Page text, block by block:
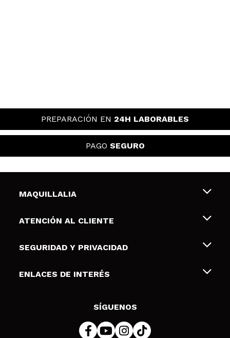
PREPARACIÓN EN 24H LABORABLES
PAGO SEGURO
MAQUILLALIA
Sobre nosotros
Tarjetas de Regalo
ATENCIÓN AL CLIENTE
Envíos y devoluciones
Formas de pago
SEGURIDAD Y PRIVACIDAD
Terminos y condiciones de uso
Política de cookies
ENLACES DE INTERÉS
SÍGUENOS